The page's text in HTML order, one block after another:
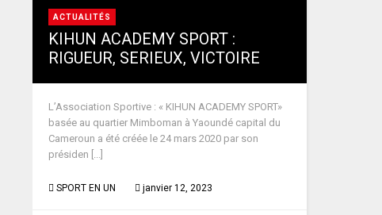
ACTUALITÉS
KIHUN ACADEMY SPORT :
RIGUEUR, SERIEUX, VICTOIRE
L’Association Sportive : « KIHUN ACADEMY SPORT»
basée au quartier Mimboman à Yaoundé capital du
Cameroun a été créée le 24 mars 2020 par son
présiden [...]
SPORT EN UN janvier 12, 2023